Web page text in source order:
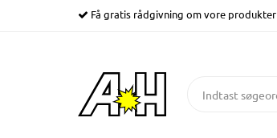
Få gratis rådgivning om vore produkter